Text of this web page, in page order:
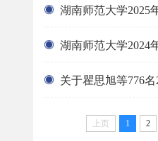
上页 1 2